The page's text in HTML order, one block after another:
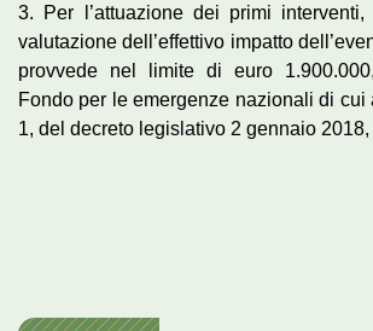
3. Per l’attuazione dei primi
valutazione dell’effettivo impatto
provvede nel limite di euro
Fondo per le emergenze nazionali di cui
1, del decreto legislativo 2 gennaio 2018,